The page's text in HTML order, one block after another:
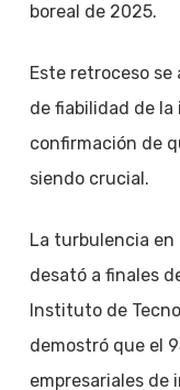
boreal de 2025.
Este retroceso
de fiabilidad de
confirmación de
siendo crucial.
La turbulencia en
desató a finales
Instituto de
demostró que el
empresariales